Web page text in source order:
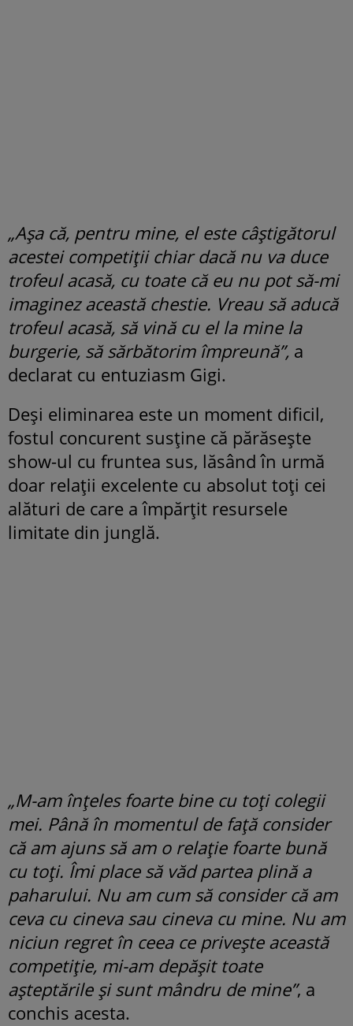
„Așa că, pentru mine, el este câștigătorul
acestei competiții chiar dacă nu va duce
trofeul acasă, cu toate că eu nu pot să-mi
imaginez această chestie. Vreau să aducă
trofeul acasă, să vină cu el la mine la
burgerie, să sărbătorim împreună”, a
declarat cu entuziasm Gigi.
Deși eliminarea este un moment dificil,
fostul concurent susține că părăsește
show-ul cu fruntea sus, lăsând în urmă
doar relații excelente cu absolut toți cei
alături de care a împărțit resursele
limitate din junglă.
„M-am înțeles foarte bine cu toți colegii
mei. Până în momentul de față consider
că am ajuns să am o relație foarte bună
cu toți. Îmi place să văd partea plină a
paharului. Nu am cum să consider că am
ceva cu cineva sau cineva cu mine. Nu am
niciun regret în ceea ce privește această
competiție, mi-am depășit toate
așteptările și sunt mândru de mine”, a
conchis acesta.